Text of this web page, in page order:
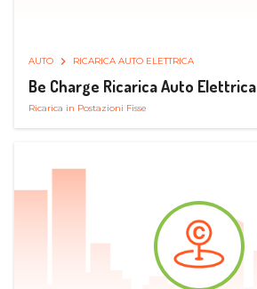
AUTO RICARICA AUTO ELETTRICA
Be Charge Ricarica Auto Elettrica
Ricarica in Postazioni Fisse